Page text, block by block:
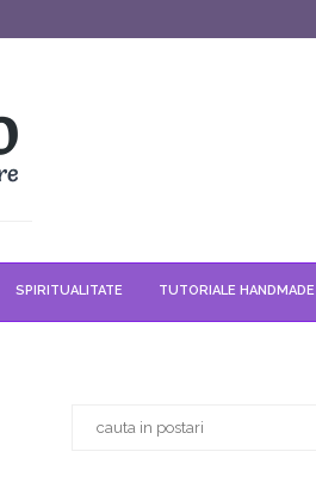
SPIRITUALITATE TUTORIALE HANDMADE